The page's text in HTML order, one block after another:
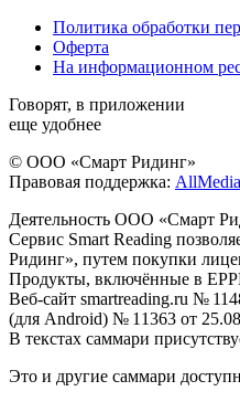
Политика обработки
Оферта
На информационном
Говорят, в приложении
еще удобнее
© ООО «Смарт Ридинг»
Правовая поддержка:
Деятельность ООО «Смарт
Сервис Smart Reading
Ридинг», путем покупки
Продукты, включённые в
Веб-сайт smartreading.ru №
(для Android) № 11363 от
В текстах саммари
Это и другие саммари